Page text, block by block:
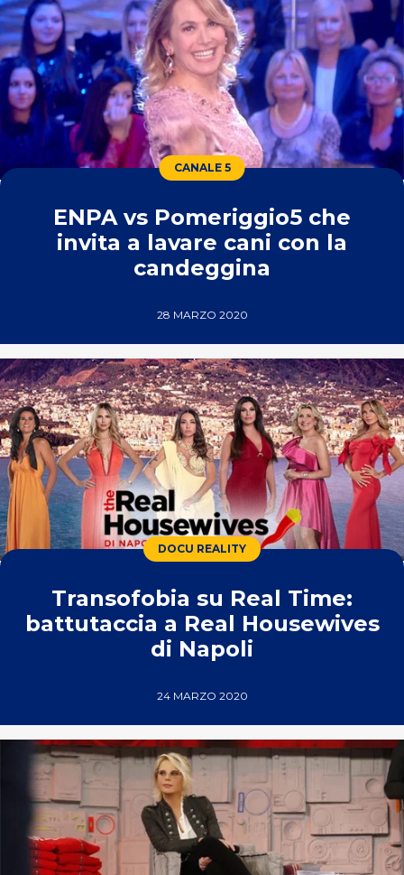
CANALE 5
ENPA vs Pomeriggio5 che
invita a lavare cani con la
candeggina
28 MARZO 2020
DOCU REALITY
Transofobia su Real Time:
battutaccia a Real Housewives
di Napoli
24 MARZO 2020